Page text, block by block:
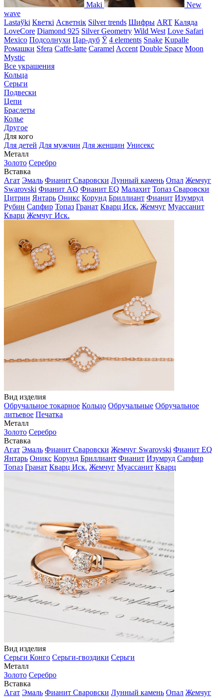
Maki
New
wave
Lastaўki Кветкі Асветнiк Silver trends Шифры ART Каляда
LoveCore Diamond 925 Silver Geometry Wild West Love Safari
Mexico Подсолнухи Цар-дуб Ў 4 elements Snake Kupalle
Ромашки Sfera Caffe-latte Caramel Accent Double Space Moon
Mystic
Все украшения
Кольца
Серьги
Подвески
Цепи
Браслеты
Колье
Другое
Для кого
Для детей Для мужчин Для женщин Унисекс
Металл
Золото Серебро
Вставка
Агат Эмаль Фианит Сваровски Лунный камень Опал Жемчуг
Swarovski Фианит AQ Фианит EQ Малахит Топаз Сваровски
Цитрин Янтарь Оникс Корунд Бриллиант Фианит Изумруд
Рубин Сапфир Топаз Гранат Кварц Иск. Жемчуг Муассанит
Кварц Жемчуг Иск.
Вид изделия
Обручальное токарное Кольцо Обручальные Обручальное
литьевое Печатка
Металл
Золото Серебро
Вставка
Агат Эмаль Фианит Сваровски Жемчуг Swarovski Фианит EQ
Янтарь Оникс Корунд Бриллиант Фианит Изумруд Сапфир
Топаз Гранат Кварц Иск. Жемчуг Муассанит Кварц
Вид изделия
Серьги Конго Серьги-гвоздики Серьги
Металл
Золото Серебро
Вставка
Агат Эмаль Фианит Сваровски Лунный камень Опал Жемчуг